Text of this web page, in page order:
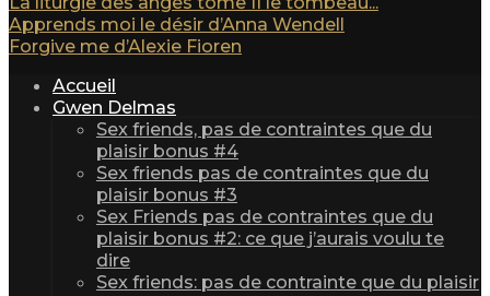
Apprends moi le désir d’Anna Wendell
Forgive me d’Alexie Fioren
Accueil
Gwen Delmas
Sex friends, pas de contraintes que du
plaisir bonus #4
Sex friends pas de contraintes que du
plaisir bonus #3
Sex Friends pas de contraintes que du
plaisir bonus #2: ce que j’aurais voulu te
dire
Sex friends: pas de contrainte que du plaisir